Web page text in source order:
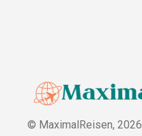
© MaximalReisen, 2026